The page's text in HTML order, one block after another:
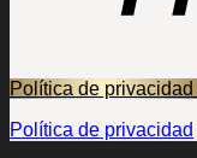
Política de privacidad
Política de privacidad